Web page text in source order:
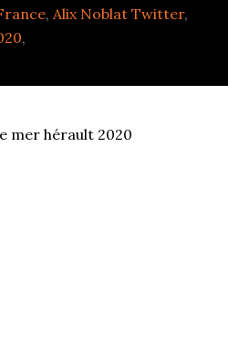
,Alix Noblat Twitter,
,
mer hérault 2020